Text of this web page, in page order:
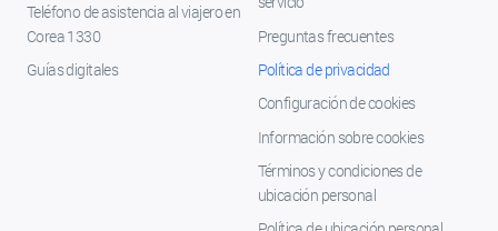
Teléfono de asistencia al viajero en
Corea 1330
Guías digitales
Preguntas frecuentes
Política de privacidad
Configuración de cookies
Información sobre cookies
Términos y condiciones de
ubicación personal